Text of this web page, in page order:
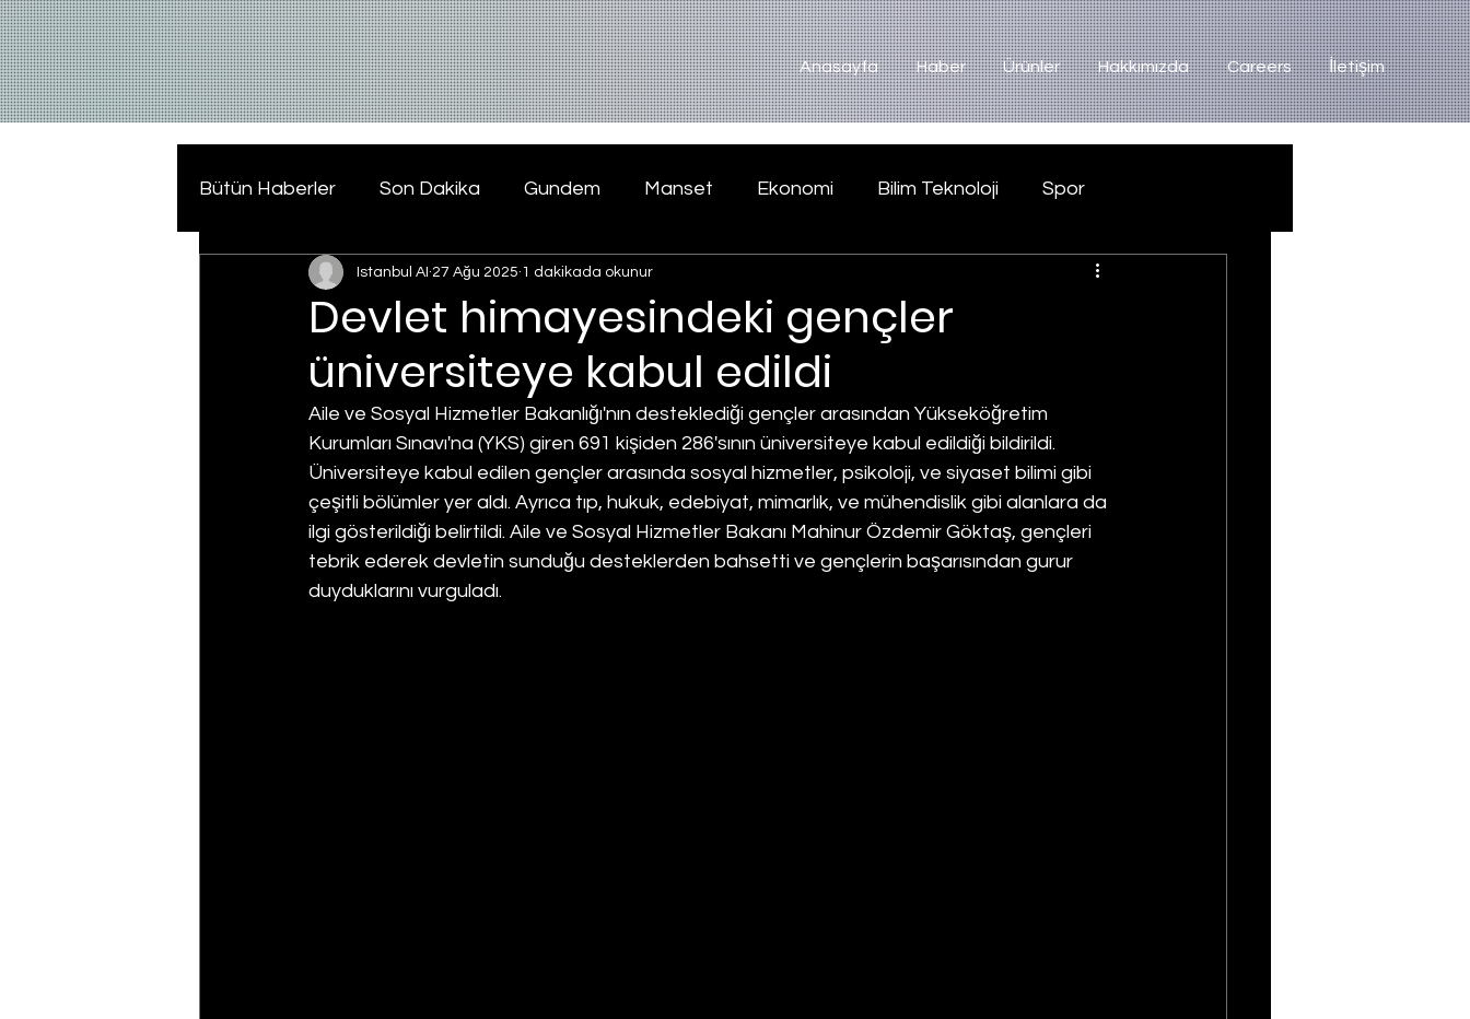
Anasayfa Haber Ürünler Hakkımızda Careers İletişim
Bütün Haberler Son Dakika Gundem Manset Ekonomi Bilim Teknoloji Spor
Devlet himayesindeki gençler
üniversiteye kabul edildi
Istanbul AI 27 Ağu 2025 1 dakikada okunur
Aile ve Sosyal Hizmetler Bakanlığı'nın desteklediği gençler arasından Yükseköğretim
Kurumları Sınavı'na (YKS) giren 691 kişiden 286'sının üniversiteye kabul edildiği bildirildi.
Üniversiteye kabul edilen gençler arasında sosyal hizmetler, psikoloji, ve siyaset bilimi gibi
çeşitli bölümler yer aldı. Ayrıca tıp, hukuk, edebiyat, mimarlık, ve mühendislik gibi alanlara da
ilgi gösterildiği belirtildi. Aile ve Sosyal Hizmetler Bakanı Mahinur Özdemir Göktaş, gençleri
tebrik ederek devletin sunduğu desteklerden bahsetti ve gençlerin başarısından gurur
duyduklarını vurguladı.